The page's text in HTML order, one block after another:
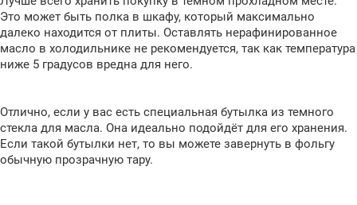
Это может быть полка в шкафу, который максимально
далеко находится от плиты. Оставлять нерафинированное
масло в холодильнике не рекомендуется, так как температура
ниже 5 градусов вредна для него.
Отлично, если у вас есть специальная бутылка из темного
стекла для масла. Она идеально подойдёт для его хранения.
Если такой бутылки нет, то вы можете завернуть в фольгу
обычную прозрачную тару.